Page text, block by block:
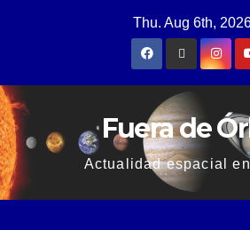
Thu. Aug 6th,
Fuera de
Actualidad espacial